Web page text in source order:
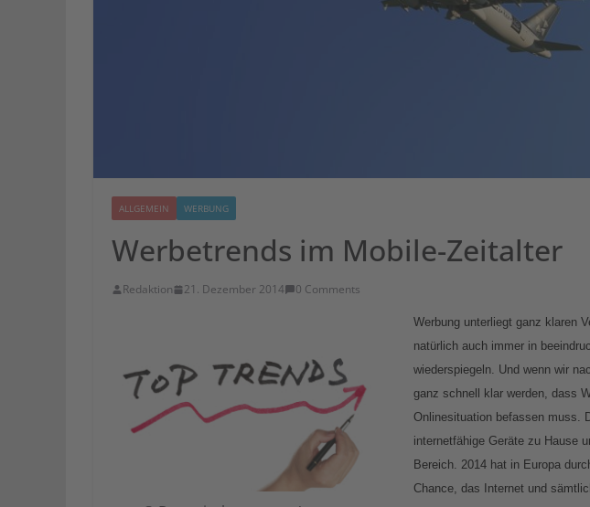
ALLGEMEIN WERBUNG
Werbetrends im Mobile-Zeitalter
Redaktion 21. Dezember 2014 0 Comments
Werbung unterliegt ganz klaren
natürlich auch immer in
wiederspiegeln. Und wenn wir
ganz schnell klar werden, dass
Onlinesituation befassen muss.
internetfähige Geräte zu Hause
Bereich. 2014 hat in Europa
Chance, das Internet und